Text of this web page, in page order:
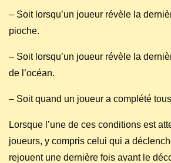
– Soit lorsqu’un joueur révèle la
pioche.
– Soit lorsqu’un joueur révèle la
de l’océan.
– Soit quand un joueur a complété
Lorsque l’une de ces conditions est
joueurs, y compris celui qui a
rejouent une dernière fois avant le